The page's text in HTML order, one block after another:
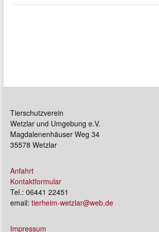
Tierschutzverein
Wetzlar und Umgebung e.V.
Magdalenenhäuser Weg 34
35578 Wetzlar
Anfahrt
Kontaktformular
Tel.: 06441 22451
email: tierheim-wetzlar@web.de
Impressum